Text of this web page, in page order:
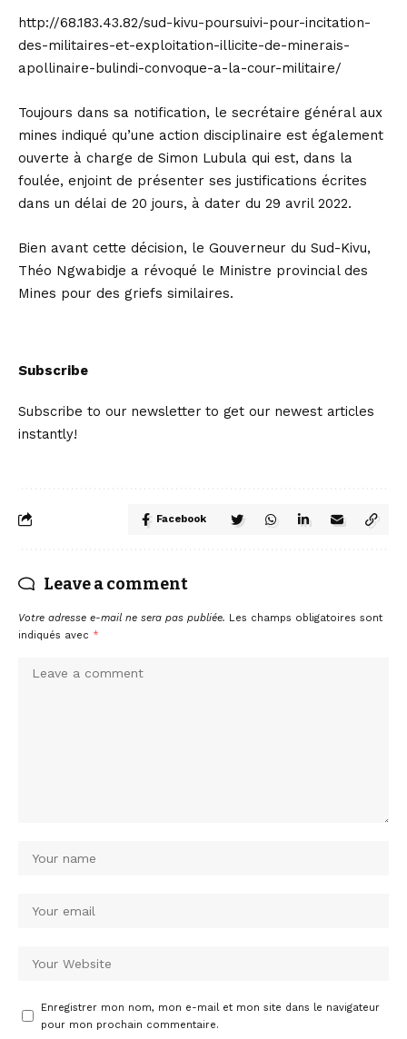
http://68.183.43.82/sud-kivu-poursuivi-pour-incitation-
des-militaires-et-exploitation-illicite-de-minerais-
apollinaire-bulindi-convoque-a-la-cour-militaire/
Toujours dans sa notification, le secrétaire général aux
mines indiqué qu’une action disciplinaire est également
ouverte à charge de Simon Lubula qui est, dans la
foulée, enjoint de présenter ses justifications écrites
dans un délai de 20 jours, à dater du 29 avril 2022.
Bien avant cette décision, le Gouverneur du Sud-Kivu,
Théo Ngwabidje a révoqué le Ministre provincial des
Mines pour des griefs similaires.
Subscribe
Subscribe to our newsletter to get our newest articles
instantly!
Facebook
Leave a comment
Votre adresse e-mail ne sera pas publiée. Les champs obligatoires sont
indiqués avec *
Enregistrer mon nom, mon e-mail et mon site dans le navigateur
pour mon prochain commentaire.